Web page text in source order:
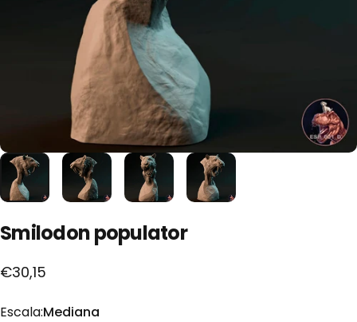
Smilodonpopulator
€30,15
Escala
Escala:Mediana